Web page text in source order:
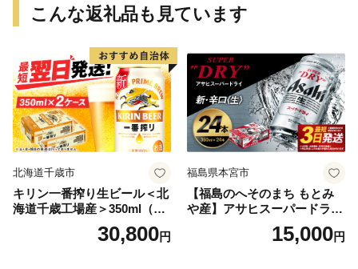
こんな返礼品も見ています
北海道千歳市
キリン一番搾り生ビール＜北
海道千歳工場産＞350ml（24
30,800円
福島県本宮市
【福島のへそのまち もとみ
や産】アサヒスーパードライ
350ml×24本 合計8.4L 1ケー
ス アルコール度数5% 缶ビー
15,000円